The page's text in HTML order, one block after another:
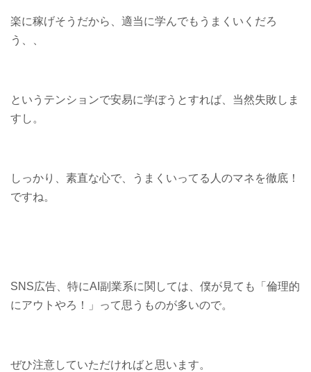
楽に稼げそうだから、適当に学んでもうまくいくだろ
う、、
というテンションで安易に学ぼうとすれば、当然失敗しま
すし。
しっかり、素直な心で、うまくいってる人のマネを徹底！
ですね。
SNS広告、特にAI副業系に関しては、僕が見ても「倫理的
にアウトやろ！」って思うものが多いので。
ぜひ注意していただければと思います。